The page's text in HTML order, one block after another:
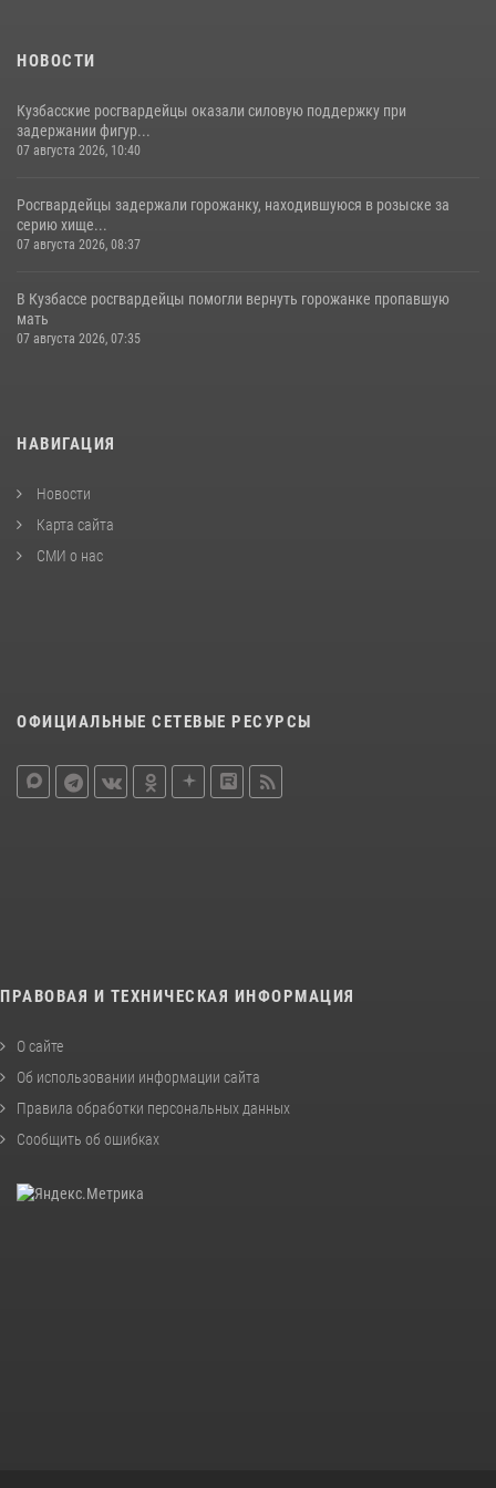
НОВОСТИ
Кузбасские росгвардейцы оказали силовую поддержку при
задержании фигур...
07 августа 2026, 10:40
Росгвардейцы задержали горожанку, находившуюся в розыске за
серию хище...
07 августа 2026, 08:37
В Кузбассе росгвардейцы помогли вернуть горожанке пропавшую
мать
07 августа 2026, 07:35
НАВИГАЦИЯ
Новости
Карта сайта
СМИ о нас
ОФИЦИАЛЬНЫЕ СЕТЕВЫЕ РЕСУРСЫ
ПРАВОВАЯ И ТЕХНИЧЕСКАЯ ИНФОРМАЦИЯ
О сайте
Об использовании информации сайта
Правила обработки персональных данных
Сообщить об ошибках